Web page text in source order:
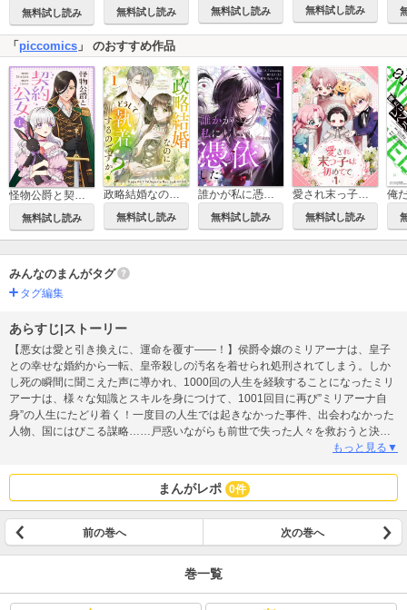
無料試し読み 無料試し読み 無料試し読み 無料試し読み
「piccomics 」 のおすすめ作品
怪物公爵と契約公女
無料試し読み
政略結婚なのにどうして執着するのですか？
無料試し読み
誰かが私に憑依した
無料試し読み
愛され末っ子は初めてで
無料試し読み
みんなのまんがタグ
タグ編集
あらすじ|ストーリー
【悪女は愛と引き換えに、運命を覆す――！】侯爵令嬢のミリアーナは、皇子
との幸せな婚約から一転、皇帝殺しの汚名を着せられ処刑されてしまう。しか
し死の瞬間に聞こえた声に導かれ、1000回の人生を経験することになったミリ
アーナは、様々な知識とスキルを身につけて、1001回目に再び”ミリアーナ自
身”の人生にたどり着く！一度目の人生では起きなかった事件、出会わなかった
人物、国にはびこる謀略……戸惑いながらも前世で失った人々を救おうと決意
するミリアーナだったが、「誰も死なない世界」は、「ミリアーナが誰とも結
もっと見る▼
まんがレポ 0件
前の巻へ 次の巻へ
巻一覧